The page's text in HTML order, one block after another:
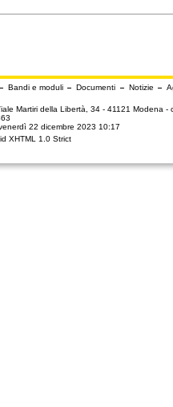
Bandi e moduli Documenti Notizie
Martiri della Libertà, 34 - 41121 Modena -
22 dicembre 2023 10:17